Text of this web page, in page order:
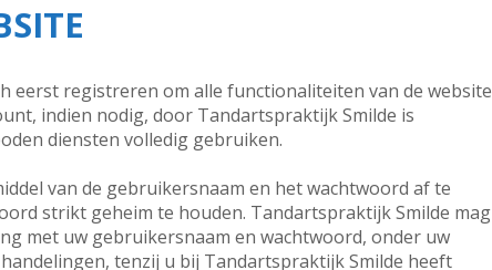
eerst registreren om alle functionaliteiten van de website
indien nodig, door Tandartspraktijk Smilde is
diensten volledig gebruiken.
van de gebruikersnaam en het wachtwoord af te
strikt geheim te houden. Tandartspraktijk Smilde mag
met uw gebruikersnaam en wachtwoord, onder uw
tenzij u bij Tandartspraktijk Smilde heeft